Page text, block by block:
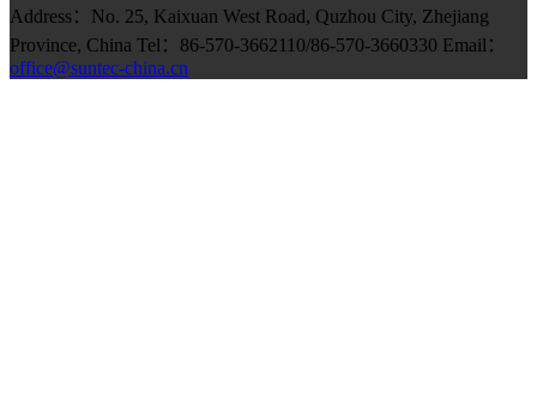
Address：No. 25, Kaixuan West Road, Quzhou City, Zhejiang
Province, China Tel：86-570-3662110/86-570-3660330 Email：
office@suntec-china.cn